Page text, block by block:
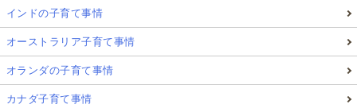
インドの子育て事情
オーストラリア子育て事情
オランダの子育て事情
カナダ子育て事情